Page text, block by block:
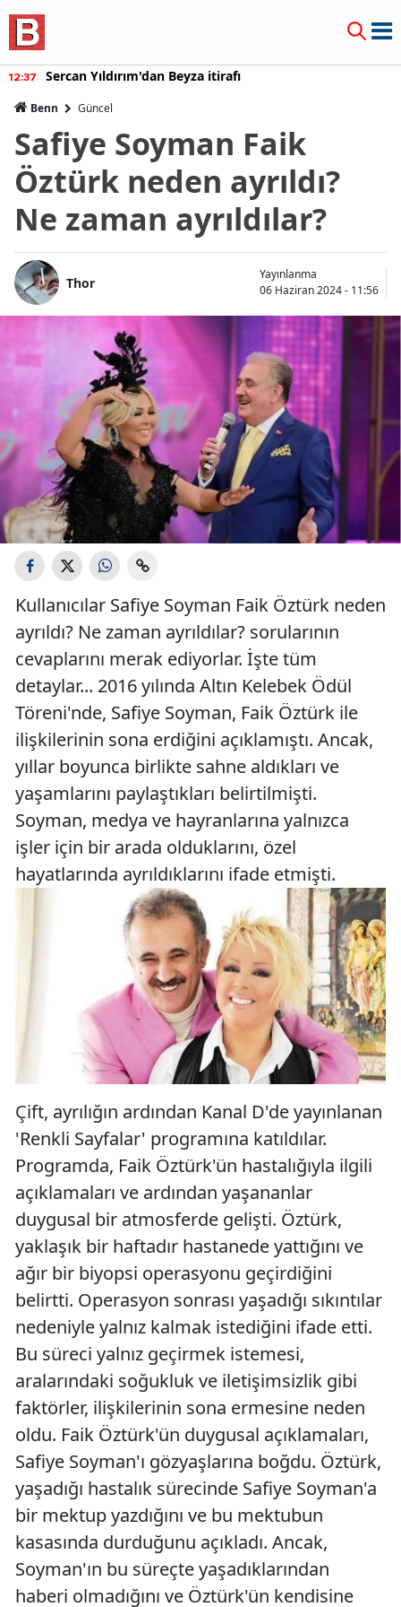
12:37 Sercan Yıldırım'dan Beyza itirafı
Benn Güncel
Safiye Soyman Faik
Öztürk neden ayrıldı?
Ne zaman ayrıldılar?
Thor
Yayınlanma
06 Haziran 2024 - 11:56
Kullanıcılar Safiye Soyman Faik Öztürk neden
ayrıldı? Ne zaman ayrıldılar? sorularının
cevaplarını merak ediyorlar. İşte tüm
detaylar... 2016 yılında Altın Kelebek Ödül
Töreni'nde, Safiye Soyman, Faik Öztürk ile
ilişkilerinin sona erdiğini açıklamıştı. Ancak,
yıllar boyunca birlikte sahne aldıkları ve
yaşamlarını paylaştıkları belirtilmişti.
Soyman, medya ve hayranlarına yalnızca
işler için bir arada olduklarını, özel
hayatlarında ayrıldıklarını ifade etmişti.
Çift, ayrılığın ardından Kanal D'de yayınlanan
'Renkli Sayfalar' programına katıldılar.
Programda, Faik Öztürk'ün hastalığıyla ilgili
açıklamaları ve ardından yaşananlar
duygusal bir atmosferde gelişti. Öztürk,
yaklaşık bir haftadır hastanede yattığını ve
ağır bir biyopsi operasyonu geçirdiğini
belirtti. Operasyon sonrası yaşadığı sıkıntılar
nedeniyle yalnız kalmak istediğini ifade etti.
Bu süreci yalnız geçirmek istemesi,
aralarındaki soğukluk ve iletişimsizlik gibi
faktörler, ilişkilerinin sona ermesine neden
oldu. Faik Öztürk'ün duygusal açıklamaları,
Safiye Soyman'ı gözyaşlarına boğdu. Öztürk,
yaşadığı hastalık sürecinde Safiye Soyman'a
bir mektup yazdığını ve bu mektubun
kasasında durduğunu açıkladı. Ancak,
Soyman'ın bu süreçte yaşadıklarından
haberi olmadığını ve Öztürk'ün kendisine